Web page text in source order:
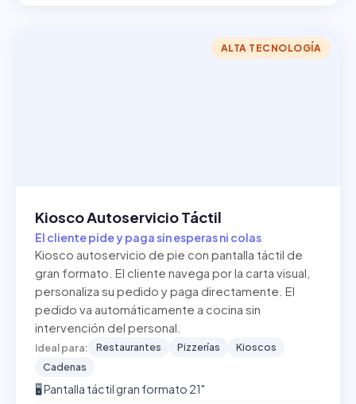
ALTA TECNOLOGÍA
Kiosco Autoservicio Táctil
El cliente pide y paga sin esperas ni colas
Kiosco autoservicio de pie con pantalla táctil de
gran formato. El cliente navega por la carta visual,
personaliza su pedido y paga directamente. El
pedido va automáticamente a cocina sin
intervención del personal.
Ideal para: Restaurantes Pizzerías
Kioscos
Cadenas
🖥️ Pantalla táctil gran formato 21"